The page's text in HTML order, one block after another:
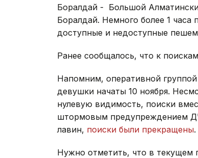
Боралдай - ​ Большой
Боралдай. Немного более 1 часа
доступные и недоступные
Ранее сообщалось, что к
Напомним, оперативной
девушки начаты ​10 ноября.
нулевую видимость, поиски
штормовым предупреждением
лавин, поиски были прекращены.
Нужно отметить, что в текущем